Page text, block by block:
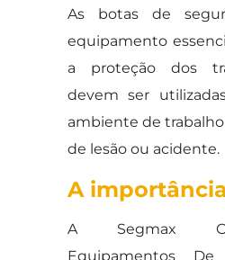
As botas de
equipamento
a proteção dos
devem ser
ambiente de
de lesão ou acidente.
A
A Segmax
Equipamentos De